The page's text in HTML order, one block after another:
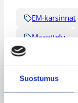
Suostumus
EM-karsinnat
Maaottelu
Katso myös